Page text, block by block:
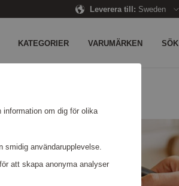
Leverera till: Sweden
KATEGORIER VARUMÄRKEN SÖK
om dig för olika
användarupplevelse.
att skapa anonyma analyser